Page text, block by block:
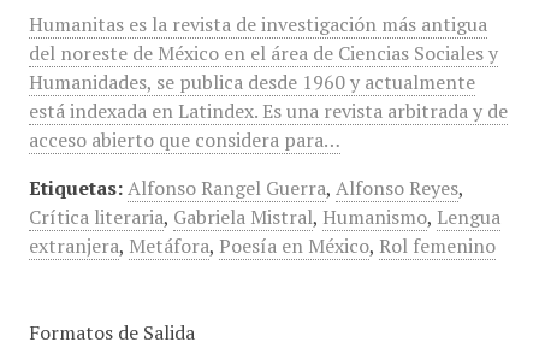
Humanitas es la revista de investigación más antigua
del noreste de México en el área de Ciencias Sociales y
Humanidades, se publica desde 1960 y actualmente
está indexada en Latindex. Es una revista arbitrada y de
acceso abierto que considera para…
Etiquetas: Alfonso Rangel Guerra, Alfonso Reyes,
Crítica literaria, Gabriela Mistral, Humanismo, Lengua
extranjera, Metáfora, Poesía en México, Rol femenino
Formatos de Salida